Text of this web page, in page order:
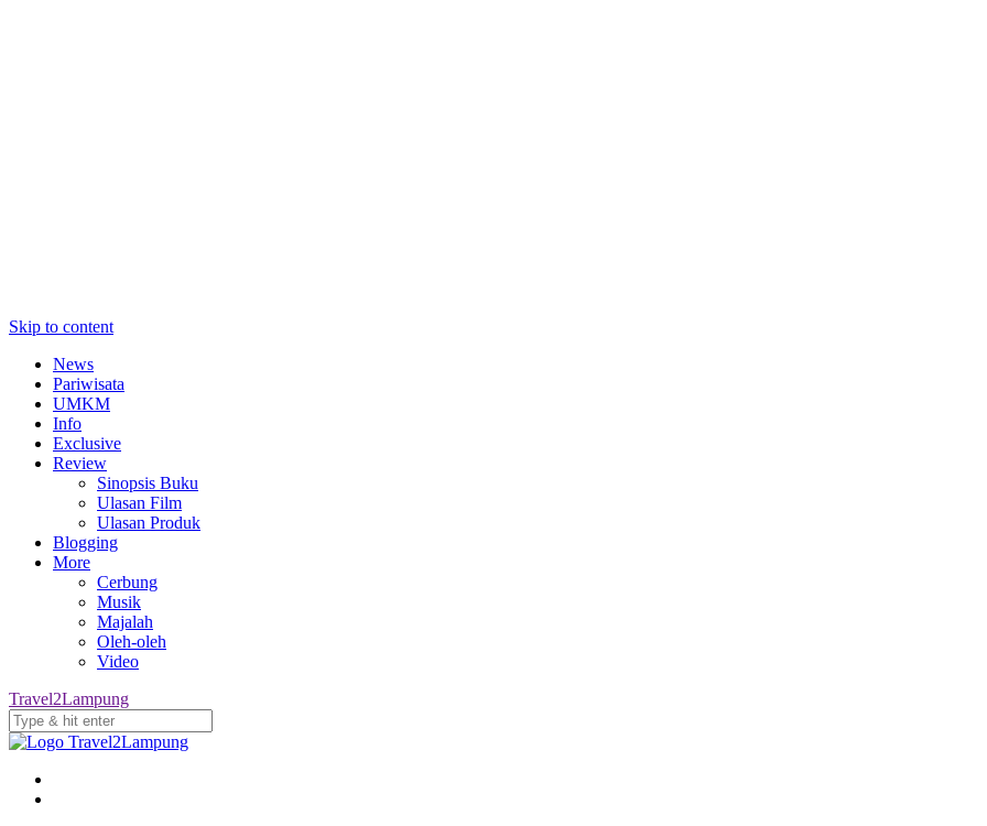
Skip to content
News
Pariwisata
UMKM
Info
Exclusive
Review
Sinopsis Buku
Ulasan Film
Ulasan Produk
Blogging
More
Cerbung
Musik
Majalah
Oleh-oleh
Video
Travel2Lampung